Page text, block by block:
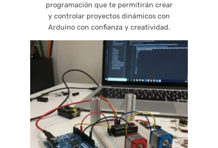
programación que te permitirán crear
y controlar proyectos dinámicos con
Arduino con confianza y creatividad.